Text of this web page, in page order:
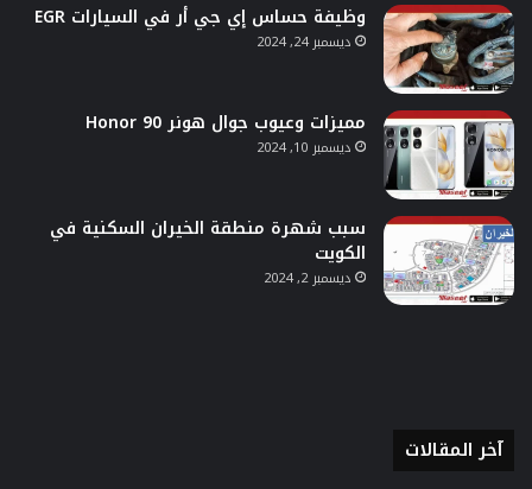
وظيفة حساس إي جي أر في السيارات EGR
ديسمبر 24, 2024
مميزات وعيوب جوال هونر 90 Honor
ديسمبر 10, 2024
سبب شهرة منطقة الخيران السكنية في
الكويت
ديسمبر 2, 2024
آخر المقالات